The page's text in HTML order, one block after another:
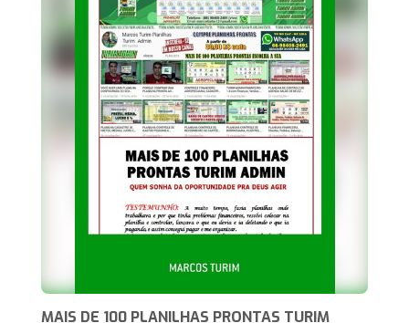
MAIS DE 100 PLANILHAS PRONTAS TURIM